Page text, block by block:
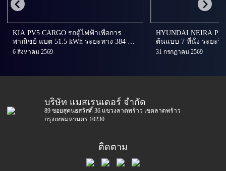
KIA PV5 CARGO รถตู้ไฟฟ้าเพื่อการ
พาณิชย์ แบต 51.5 kWh ระยะทาง 384 กม.
NEDC ราคา 1,199,000 บาท
6 สิงหาคม 2569
HYUNDAI NEIRA
ต้นแบบ 7 ที่นั่ง ระยะวิ่
เตรียมผลิตในอินโด
31 กรกฏาคม 2569
บริษัท แมสเรนเดอร์ จำกัด
89 ซอยสุคนธสวัสดิ์ 36 แขวงลาดพร้าว เขตลาดพร้าว
กรุงเทพมหานคร 10230
ติดตาม